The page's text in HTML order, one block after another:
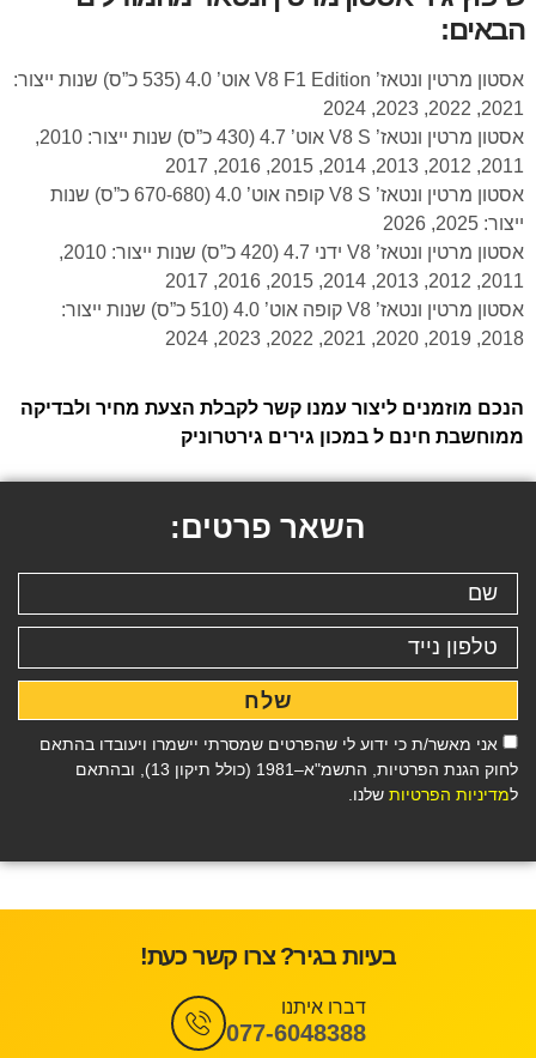
הבאים:
אסטון מרטין ונטאז’ V8 F1 Edition אוט’ 4.0 (535 כ”ס) שנות ייצור:
2021, 2022, 2023, 2024
אסטון מרטין ונטאז’ V8 S אוט’ 4.7 (430 כ”ס) שנות ייצור: 2010,
2011, 2012, 2013, 2014, 2015, 2016, 2017
אסטון מרטין ונטאז’ V8 S קופה אוט’ 4.0 (670-680 כ”ס) שנות
ייצור: 2025, 2026
אסטון מרטין ונטאז’ V8 ידני 4.7 (420 כ”ס) שנות ייצור: 2010,
2011, 2012, 2013, 2014, 2015, 2016, 2017
אסטון מרטין ונטאז’ V8 קופה אוט’ 4.0 (510 כ”ס) שנות ייצור:
2018, 2019, 2020, 2021, 2022, 2023, 2024
הנכם מוזמנים ליצור עמנו קשר לקבלת הצעת מחיר ולבדיקה
ממוחשבת חינם ל במכון גירים גירטרוניק
השאר פרטים:
אני מאשר/ת כי ידוע לי שהפרטים שמסרתי יישמרו ויעובדו בהתאם
לחוק הגנת הפרטיות, התשמ"א–1981 (כולל תיקון 13), ובהתאם
למדיניות הפרטיות שלנו.
שלח
בעיות בגיר? צרו קשר כעת!
דברו איתנו
077-6048388